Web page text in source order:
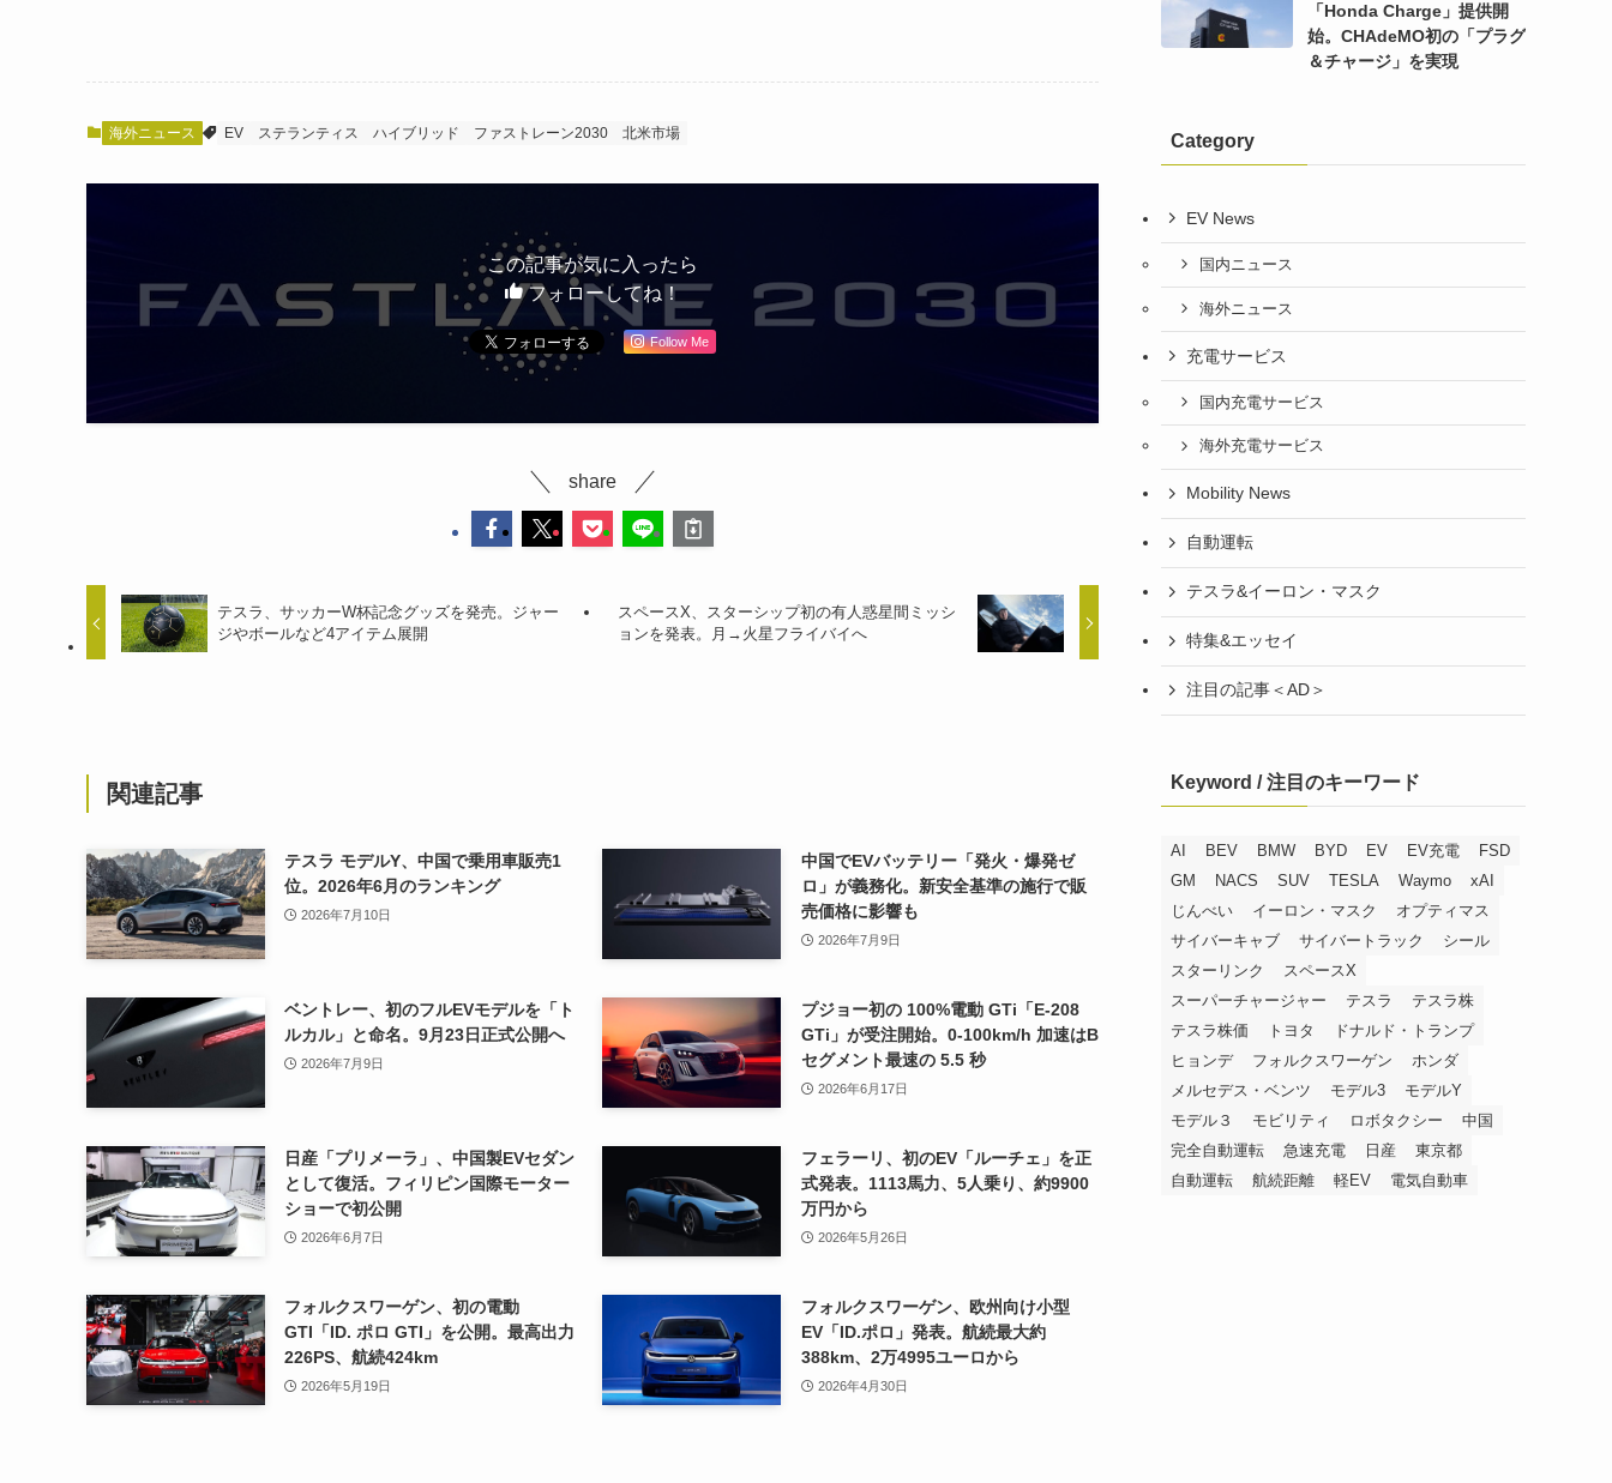
海外ニュース EV ステランティス ハイブリッド ファストレーン2030 北米市場
この記事が気に入ったら
フォローしてね！
Follow Me
share
テスラ、サッカーW杯記念グッズを発売。ジャー
ジやボールなど4アイテム展開
スペースX、スターシップ初の有人惑星間ミッシ
ョンを発表。月→火星フライバイへ
関連記事
テスラ モデルY、中国で乗用車販売1
位。2026年6月のランキング
2026年7月10日
中国でEVバッテリー「発火・爆発ゼ
ロ」が義務化。新安全基準の施行で販
売価格に影響も
2026年7月9日
ベントレー、初のフルEVモデルを「ト
ルカル」と命名。9月23日正式公開へ
2026年7月9日
プジョー初の 100%電動 GTi「E-208
GTi」が受注開始。0-100km/h 加速はB
セグメント最速の 5.5 秒
2026年6月17日
日産「プリメーラ」、中国製EVセダン
として復活。フィリピン国際モーター
ショーで初公開
2026年6月7日
フェラーリ、初のEV「ルーチェ」を正
式発表。1113馬力、5人乗り、約9900
万円から
2026年5月26日
フォルクスワーゲン、初の電動
GTI「ID. ポロ GTI」を公開。最高出力
226PS、航続424km
2026年5月19日
フォルクスワーゲン、欧州向け小型
EV「ID.ポロ」発表。航続最大約
388km、2万4995ユーロから
2026年4月30日
「Honda Charge」提供開
始。CHAdeMO初の「プラグ
＆チャージ」を実現
Category
EV News
国内ニュース
海外ニュース
充電サービス
国内充電サービス
海外充電サービス
Mobility News
自動運転
テスラ&イーロン・マスク
特集&エッセイ
注目の記事＜AD＞
Keyword / 注目のキーワード
AI BEV BMW BYD EV EV充電
FSD
GM
NACS SUV TESLA Waymo
xAI
じんべい
イーロン・マスク
オプティマス
サイバーキャブ
サイバートラック
シール
スターリンク
スペースX
スーパーチャージャー
テスラ
テスラ株
テスラ株価
トヨタ
ドナルド・トランプ
ヒョンデ
フォルクスワーゲン
ホンダ
メルセデス・ベンツ
モデル3
モデルY
モデル３
モビリティ ロボタクシー
中国
完全自動運転
急速充電 日産
東京都
自動運転
航続距離 軽EV 電気自動車